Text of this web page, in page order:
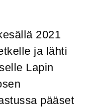
2021
ja lähti
Lapin
pääset